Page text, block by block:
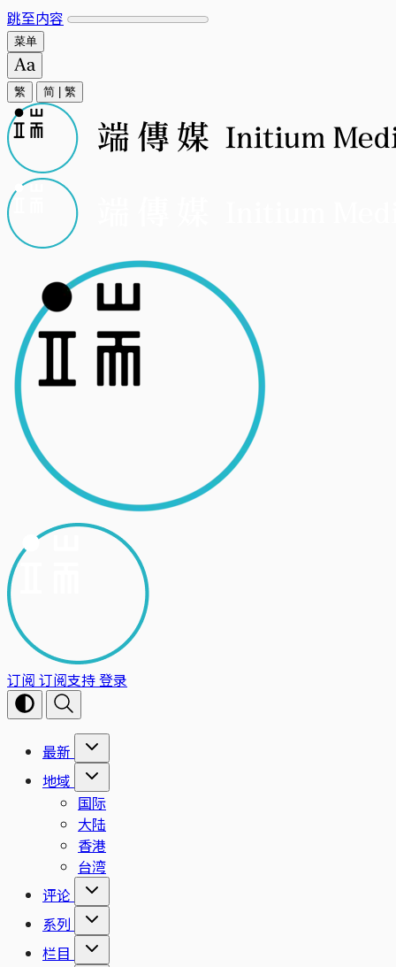
跳至内容
菜单
繁 简 繁
订阅 订阅支持登录
最新
地域
国际
大陆
香港
台湾
评论
系列
栏目